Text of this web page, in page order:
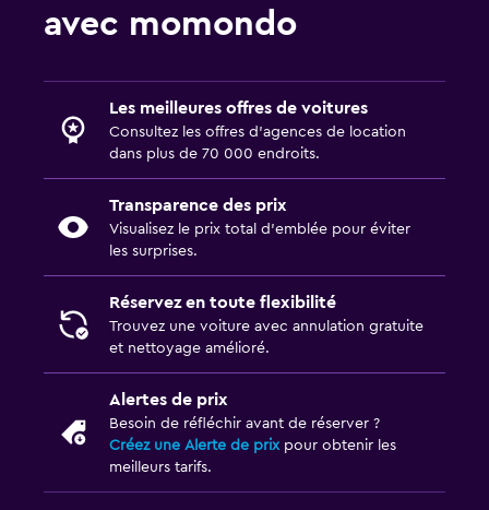
avec momondo
Les meilleures offres de voitures
Consultez les offres d’agences de location
dans plus de 70 000 endroits.
Transparence des prix
Visualisez le prix total d’emblée pour éviter
les surprises.
Réservez en toute flexibilité
Trouvez une voiture avec annulation gratuite
et nettoyage amélioré.
Alertes de prix
Besoin de réfléchir avant de réserver ?
Créez une Alerte de prixpour obtenir les
meilleurs tarifs.